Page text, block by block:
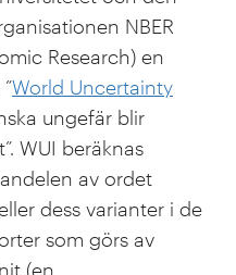
NBER
Research) en
World Uncertainty
ungefär blir
WUI beräknas
av ordet
dess varianter i de
som görs av
(en